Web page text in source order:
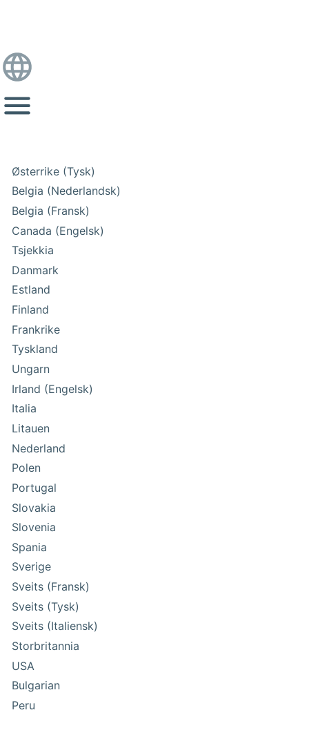
Østerrike (Tysk)
Belgia (Nederlandsk)
Belgia (Fransk)
Canada (Engelsk)
Tsjekkia
Danmark
Estland
Finland
Frankrike
Tyskland
Ungarn
Irland (Engelsk)
Italia
Litauen
Nederland
Polen
Portugal
Slovakia
Slovenia
Spania
Sverige
Sveits (Fransk)
Sveits (Tysk)
Sveits (Italiensk)
Storbritannia
USA
Bulgarian
Peru